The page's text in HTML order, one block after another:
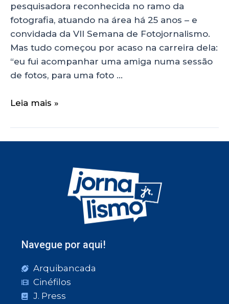
pesquisadora reconhecida no ramo da
fotografia, atuando na área há 25 anos – e
convidada da VII Semana de Fotojornalismo.
Mas tudo começou por acaso na carreira dela:
“eu fui acompanhar uma amiga numa sessão
de fotos, para uma foto …
Leia mais »
Navegue por aqui!
Arquibancada
Cinéfilos
J. Press